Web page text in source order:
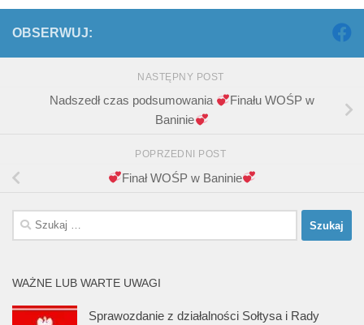
OBSERWUJ:
NASTĘPNY POST
Nadszedł czas podsumowania
Finału WOŚP w
Baninie
POPRZEDNI POST
Finał WOŚP w Baninie
Szukaj:
WAŻNE LUB WARTE UWAGI
Sprawozdanie z działalności Sołtysa i Rady